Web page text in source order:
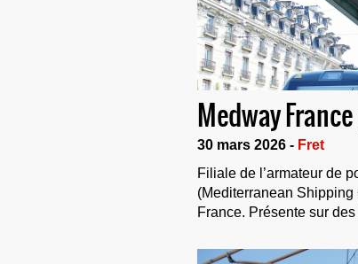
Medway
30 mars 2026 - Fret
Filiale de l’armateur de
(Mediterranean
France. Présente sur